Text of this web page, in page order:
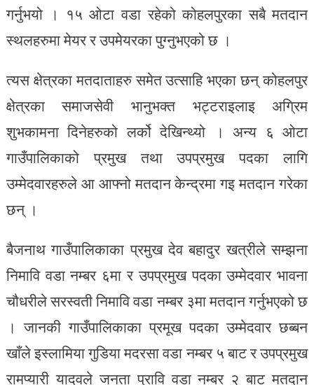
गर्नुभयो । १५ ओटा वडा रहेको कोहलपुरका सबै मतदान
स्थलहरुमा मेयर र उपमेयरका पुग्नुभएको छ ।
त्यस क्षेत्रका मतदाताहरु समेत उत्साहि भएका छन् कोहलपुर
क्षेत्रका समाजसेवी भानुभक्त भट्टराइलाइ अग्रिम
शुभकामना दिनेहरुको लर्को देखिन्थ्यो । अन्य ६ ओटा
गाउँपालिकाको प्रमुख तथा उपप्रमुख पदका लागि
उम्मेदवारहरुले आ आफ्नो मतदान केन्द्रमा गइ मतदान गरेका
छन् ।
बैजनाथ गाउँपालिकाका प्रमुख देव बहादुर खत्रीले सम्झना
निमावि वडा नम्बर ६मा र उपप्रमुख पदका उम्मेदवार भावना
चौधरीले सरस्वती निमावि वडा नम्बर ३मा मतदान गर्नुभएको छ
। जानकी गाउँपालिकाका प्रमूख पदका उम्मेदवार छब्बन
खाँले इस्लामिया गुडिया मदरसा वडा नम्बर ५ बाट र उपप्रमुख
रामप्यारी यादवले जनता प्रावि वडा नम्बर २ बाट मतदान